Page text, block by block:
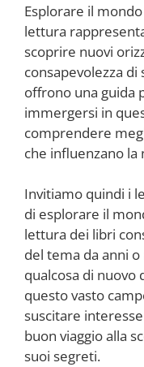
Esplorare il
lettura
scoprire nuovi
consapevolezza
offrono una guida
immergersi in
comprendere
che influenzano la
Invitiamo quindi i
di esplorare il
lettura dei libri
del tema da anni
qualcosa di nuovo
questo vasto
suscitare
buon viaggio alla
suoi segreti.